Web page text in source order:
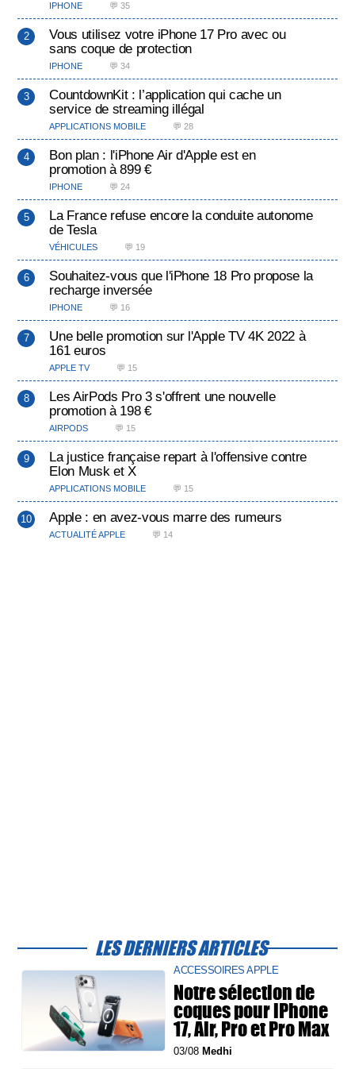
IPHONE 💬 35
Vous utilisez votre iPhone 17 Pro avec ou
sans coque de protection
IPHONE 💬 34
CountdownKit : l’application qui cache un
service de streaming illégal
APPLICATIONS MOBILE 💬 28
Bon plan : l'iPhone Air d'Apple est en
promotion à 899 €
IPHONE 💬 24
La France refuse encore la conduite autonome
de Tesla
VÉHICULES 💬 19
Souhaitez-vous que l'iPhone 18 Pro propose la
recharge inversée
IPHONE 💬 16
Une belle promotion sur l'Apple TV 4K 2022 à
161 euros
APPLE TV 💬 15
Les AirPods Pro 3 s'offrent une nouvelle
promotion à 198 €
AIRPODS 💬 15
La justice française repart à l'offensive contre
Elon Musk et X
APPLICATIONS MOBILE 💬 15
Apple : en avez-vous marre des rumeurs
ACTUALITÉ APPLE 💬 14
LES DERNIERS ARTICLES
ACCESSOIRES APPLE
Notre sélection de
coques pour iPhone
17, Air, Pro et Pro Max
03/08 Medhi